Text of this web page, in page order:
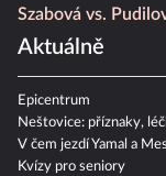
Szabová vs.
Aktuálně
Epicentrum
Neštovice: příznaky,
V čem jezdí Yamal a
Kvízy pro seniory